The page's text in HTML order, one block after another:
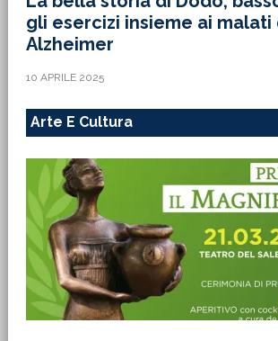
gli esercizi insieme ai malati
Alzheimer
10 APRILE 2025
Arte E Cultura